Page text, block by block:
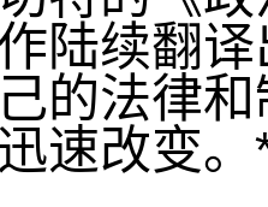
陆续翻
的法律
速改变。